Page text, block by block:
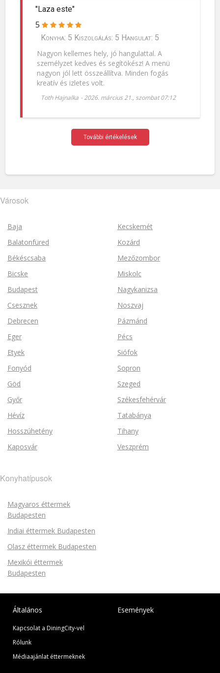
"Laza este"
5
Konyha: 5 Kiszolgálás: 5 Hangulat: 5
Nagyon kellemes hely, jó hangulattal. A
személyzet kedves és segítökész! A menü
nagyon jól lett összeállítva. Minden fogás
kreatív és izletes volt.
Toth Hajnalka -2026. március 21., szombat 07:12
További értékelések
Városok
Baja
Balatonfüred
Békéscsaba
Bicske
Budapest
Csesznek
Debrecen
Eger
Etyek
Fonyód
Göd
Győr
Hévíz
Hosszúhetény
Kaposvár
Kecskemét
Kozárd
Mezőzombor
Miskolc
Nagykanizsa
Noszvaj
Pázmánd
Pécs
Siófok
Sopron
Szeged
Székesfehérvár
Tatabánya
Tihany
Veszprém
Konyhatípusok
Magyaros éttermek
Budapesten
Indiai éttermek Budapesten
Olasz éttermek Budapesten
Mexikói éttermek
Budapesten
Általános
Kapcsolat a DiningCity-vel
Rólunk
Médiaajánlat éttermeknek
Események